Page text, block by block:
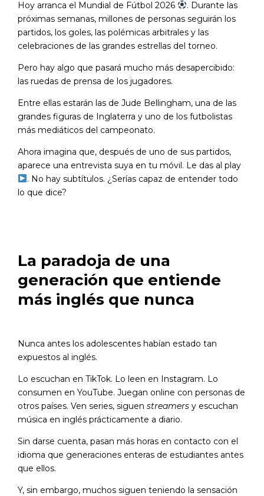
Hoy arranca el Mundial de Fútbol 2026
. Durante las
próximas semanas, millones de personas seguirán los
partidos, los goles, las polémicas arbitrales y las
celebraciones de las grandes estrellas del torneo.
Pero hay algo que pasará mucho más desapercibido:
las ruedas de prensa de los jugadores.
Entre ellas estarán las de Jude Bellingham, una de las
grandes figuras de Inglaterra y uno de los futbolistas
más mediáticos del campeonato.
Ahora imagina que, después de uno de sus partidos,
aparece una entrevista suya en tu móvil. Le das al play
. No hay subtítulos. ¿Serías capaz de entender todo
lo que dice?
La paradoja de una
generación que entiende
más inglés que nunca
Nunca antes los adolescentes habían estado tan
expuestos al inglés.
Lo escuchan en TikTok. Lo leen en Instagram. Lo
consumen en YouTube. Juegan online con personas de
otros países. Ven series, siguen streamers y escuchan
música en inglés prácticamente a diario.
Sin darse cuenta, pasan más horas en contacto con el
idioma que generaciones enteras de estudiantes antes
que ellos.
Y, sin embargo, muchos siguen teniendo la sensación